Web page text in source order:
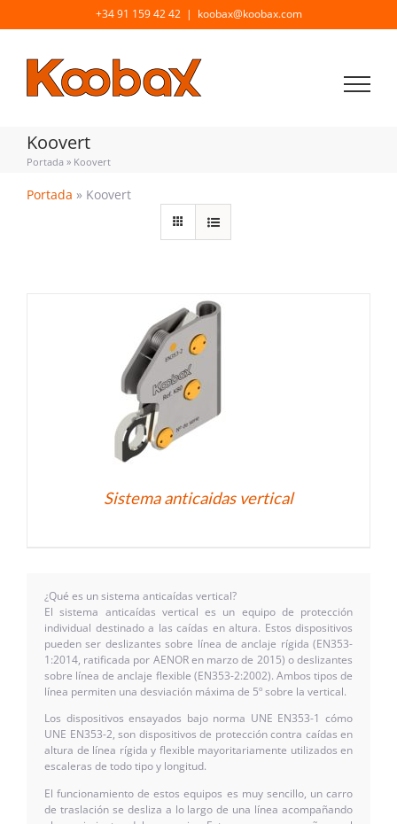
al
+34 91 159 42 42 | koobax@koobax.com
Koovert
Portada » Koovert
Portada » Koovert
DETALLES
Sistema anticaidas vertical
¿Qué es un sistema anticaídas vertical?
El sistema anticaídas vertical es un equipo de protección
individual destinado a las caídas en altura. Estos dispositivos
pueden ser deslizantes sobre línea de anclaje rígida (EN353-
1:2014, ratificada por AENOR en marzo de 2015) o deslizantes
sobre línea de anclaje flexible (EN353-2:2002). Ambos tipos de
línea permiten una desviación máxima de 5º sobre la vertical.
Los dispositivos ensayados bajo norma UNE EN353-1 cómo
UNE EN353-2, son dispositivos de protección contra caídas en
altura de línea rígida y flexible mayoritariamente utilizados en
escaleras de todo tipo y longitud.
El funcionamiento de estos equipos es muy sencillo, un carro
de traslación se desliza a lo largo de una línea acompañando